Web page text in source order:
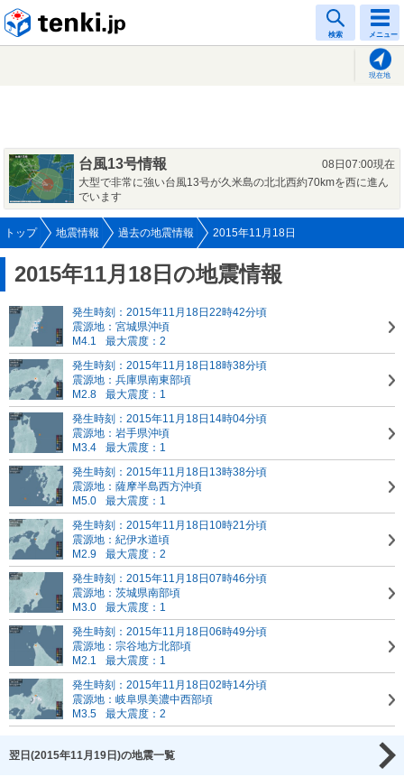
検索 メニュー
現在地
台風13号情報
08日07:00現在
大型で非常に強い台風13号が久米島の北北西約70kmを西に進ん
でいます
トップ 地震情報 過去の地震情報 2015年11月18日
2015年11月18日の地震情報
発生時刻：2015年11月18日22時42分頃
震源地：宮城県沖頃
M4.1
最大震度：2
発生時刻：2015年11月18日18時38分頃
震源地：兵庫県南東部頃
M2.8
最大震度：1
発生時刻：2015年11月18日14時04分頃
震源地：岩手県沖頃
M3.4
最大震度：1
発生時刻：2015年11月18日13時38分頃
震源地：薩摩半島西方沖頃
M5.0
最大震度：1
発生時刻：2015年11月18日10時21分頃
震源地：紀伊水道頃
M2.9
最大震度：2
発生時刻：2015年11月18日07時46分頃
震源地：茨城県南部頃
M3.0
最大震度：1
発生時刻：2015年11月18日06時49分頃
震源地：宗谷地方北部頃
M2.1
最大震度：1
発生時刻：2015年11月18日02時14分頃
震源地：岐阜県美濃中西部頃
M3.5
最大震度：2
翌日(2015年11月19日)の地震一覧